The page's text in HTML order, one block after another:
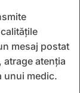
mesaj postat
atrage atenția
unui medic.